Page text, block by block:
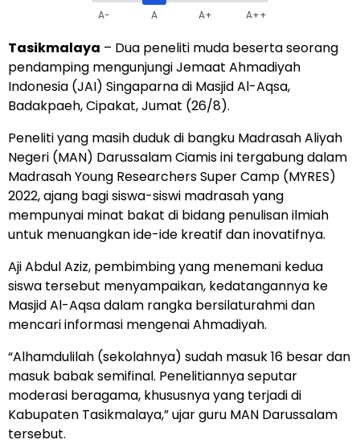
A- A A+ A++
Tasikmalaya – Dua peneliti muda beserta seorang
pendamping mengunjungi Jemaat Ahmadiyah
Indonesia (JAI) Singaparna di Masjid Al-Aqsa,
Badakpaeh, Cipakat, Jumat (26/8).
Peneliti yang masih duduk di bangku Madrasah Aliyah
Negeri (MAN) Darussalam Ciamis ini tergabung dalam
Madrasah Young Researchers Super Camp (MYRES)
2022, ajang bagi siswa-siswi madrasah yang
mempunyai minat bakat di bidang penulisan ilmiah
untuk menuangkan ide-ide kreatif dan inovatifnya.
Aji Abdul Aziz, pembimbing yang menemani kedua
siswa tersebut menyampaikan, kedatangannya ke
Masjid Al-Aqsa dalam rangka bersilaturahmi dan
mencari informasi mengenai Ahmadiyah.
“Alhamdulilah (sekolahnya) sudah masuk 16 besar dan
masuk babak semifinal. Penelitiannya seputar
moderasi beragama, khususnya yang terjadi di
Kabupaten Tasikmalaya,” ujar guru MAN Darussalam
tersebut.